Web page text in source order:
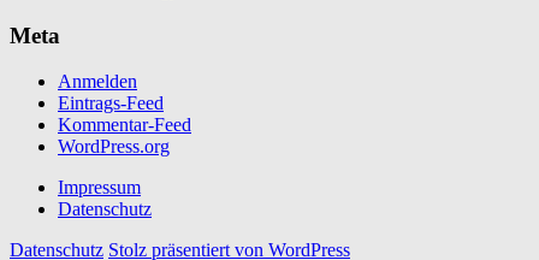
Meta
Anmelden
Eintrags-Feed
Kommentar-Feed
WordPress.org
Impressum
Datenschutz
Datenschutz Stolz präsentiert von WordPress